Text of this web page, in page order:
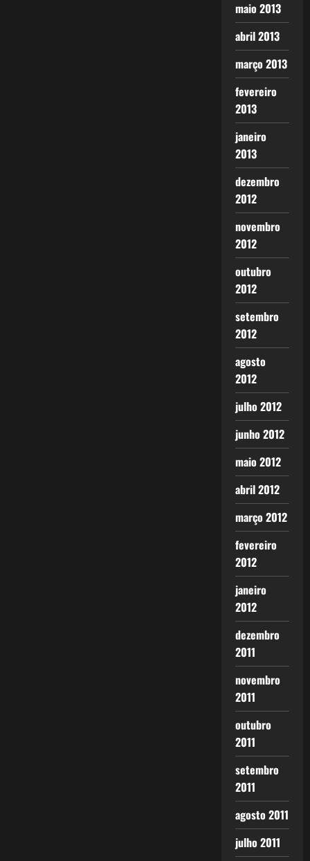
maio 2013
abril 2013
março 2013
fevereiro
2013
janeiro
2013
dezembro
2012
novembro
2012
outubro
2012
setembro
2012
agosto
2012
julho 2012
junho 2012
maio 2012
abril 2012
março 2012
fevereiro
2012
janeiro
2012
dezembro
2011
novembro
2011
outubro
2011
setembro
2011
agosto 2011
julho 2011